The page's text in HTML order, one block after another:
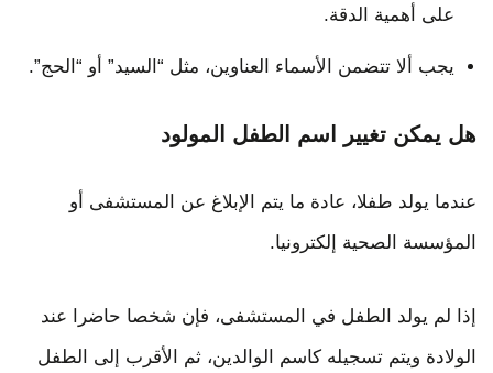
على أهمية الدقة.
يجب ألا تتضمن الأسماء العناوين، مثل “السيد” أو “الحج”.
هل يمكن تغيير اسم الطفل المولود
عندما يولد طفلا، عادة ما يتم الإبلاغ عن المستشفى أو
المؤسسة الصحية إلكترونيا.
إذا لم يولد الطفل في المستشفى، فإن شخصا حاضرا عند
الولادة ويتم تسجيله كاسم الوالدين، ثم الأقرب إلى الطفل